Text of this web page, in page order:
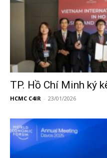
TP. Hồ Chí Minh ký
HCMC C4IR - 23/01/2026